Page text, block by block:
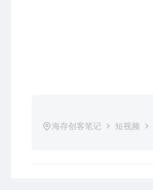
海存创客笔记 短视频